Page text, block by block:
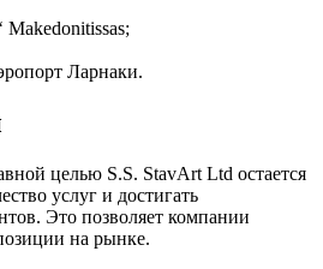
Makedonitissas;
Ларнаки.
целью S.S. StavArt Ltd остается
услуг и достигать
Это позволяет компании
на рынке.